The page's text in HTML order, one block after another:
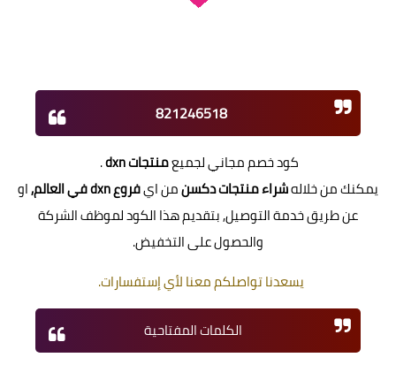
821246518
كود خصم مجاني لجميعمنتجات dxn
.
يمكنك من خلالهشراء منتجات دكسنمن ايفروع dxn في العالم ,او
عن طريق خدمة التوصيل, بتقديم هذا الكود لموظف الشركة
والحصول على التخفيض.
يسعدنا تواصلكم معنا لأي إستفسارات.
الكلمات المفتاحية